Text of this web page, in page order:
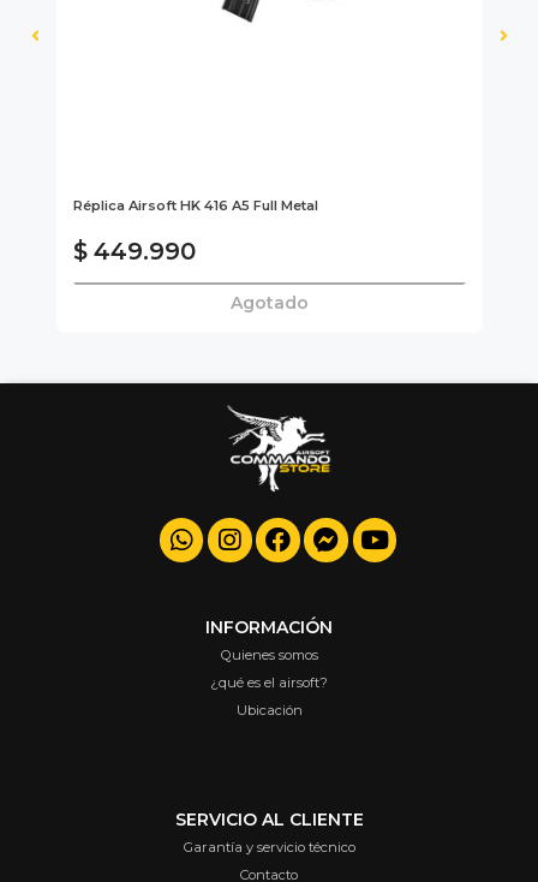
Réplica Airsoft HK 416 A5 Full Metal
$ 449.990
Agotado
INFORMACIÓN
Quienes somos
¿qué es el airsoft?
Ubicación
SERVICIO AL CLIENTE
Garantía y servicio técnico
Contacto